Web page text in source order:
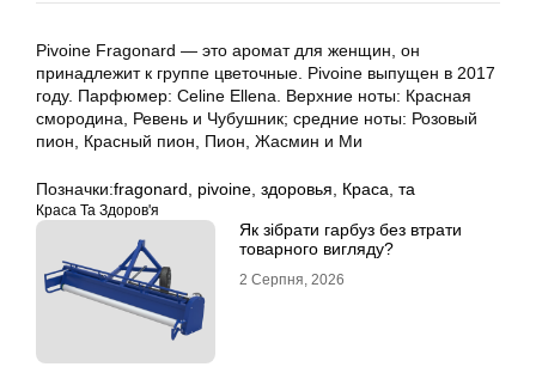
Pivoine Fragonard — это аромат для женщин, он
принадлежит к группе цветочные. Pivoine выпущен в 2017
году. Парфюмер: Celine Ellena. Верхние ноты: Красная
смородина, Ревень и Чубушник; средние ноты: Розовый
пион, Красный пион, Пион, Жасмин и Ми
Позначки:fragonard, pivoine, здоровья, Краса, та
Краса Та Здоров'я
Як зібрати гарбуз без втрати
товарного вигляду?
2 Серпня, 2026